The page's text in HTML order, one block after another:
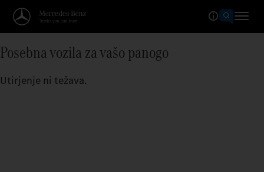
Posebna vozila za vašo panogo
Utirjenje ni težava.